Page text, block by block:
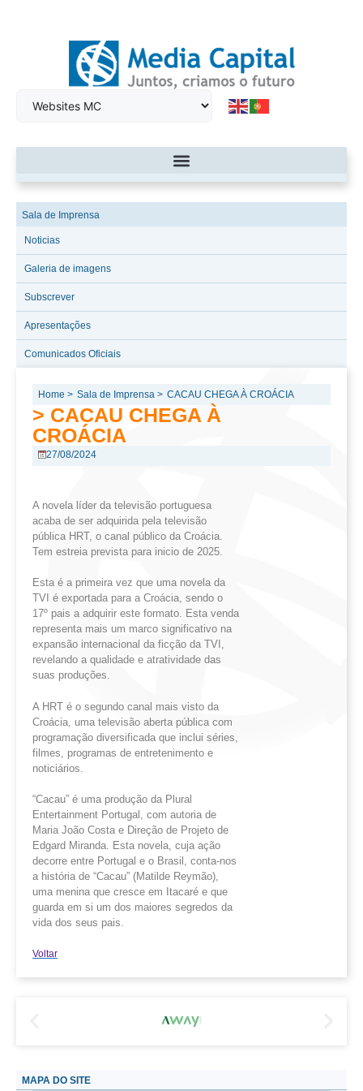
Sala de Imprensa
Noticias
Galeria de imagens
Subscrever
Apresentações
Comunicados Oficiais
Home > Sala de Imprensa > CACAU CHEGA À CROÁCIA
> CACAU CHEGA À
CROÁCIA
27/08/2024
A novela líder da televisão portuguesa
acaba de ser adquirida pela televisão
pública HRT, o canal público da Croácia.
Tem estreia prevista para inicio de 2025.
Esta é a primeira vez que uma novela da
TVI é exportada para a Croácia, sendo o
17º pais a adquirir este formato. Esta venda
representa mais um marco significativo na
expansão internacional da ficção da TVI,
revelando a qualidade e atratividade das
suas produções.
A HRT é o segundo canal mais visto da
Croácia, uma televisão aberta pública com
programação diversificada que inclui séries,
filmes, programas de entretenimento e
noticiários.
“Cacau” é uma produção da Plural
Entertainment Portugal, com autoria de
Maria João Costa e Direção de Projeto de
Edgard Miranda. Esta novela, cuja ação
decorre entre Portugal e o Brasil, conta-nos
a história de “Cacau” (Matilde Reymão),
uma menina que cresce em Itacaré e que
guarda em si um dos maiores segredos da
vida dos seus pais.
Voltar
MAPA DO SITE